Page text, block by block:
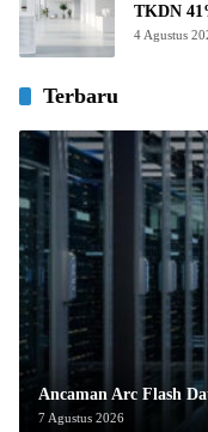
TKDN
4 Agustus
Terbaru
Ancaman Arc Flash
7 Agustus 2026